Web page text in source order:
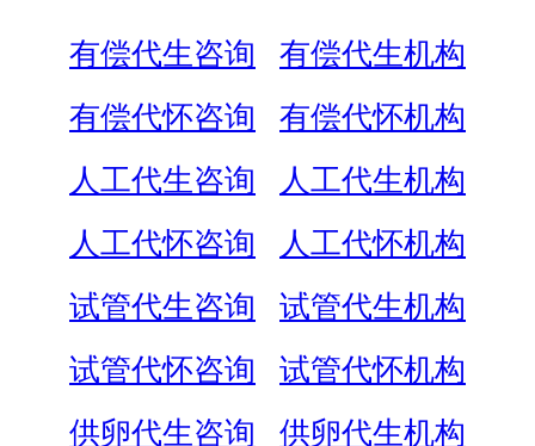
有偿代生咨询
有偿代生机构
有偿代怀咨询
有偿代怀机构
人工代生咨询
人工代生机构
人工代怀咨询
人工代怀机构
试管代生咨询
试管代生机构
试管代怀咨询
试管代怀机构
供卵代生咨询
供卵代生机构